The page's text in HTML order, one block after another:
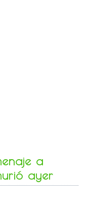
a
ayer